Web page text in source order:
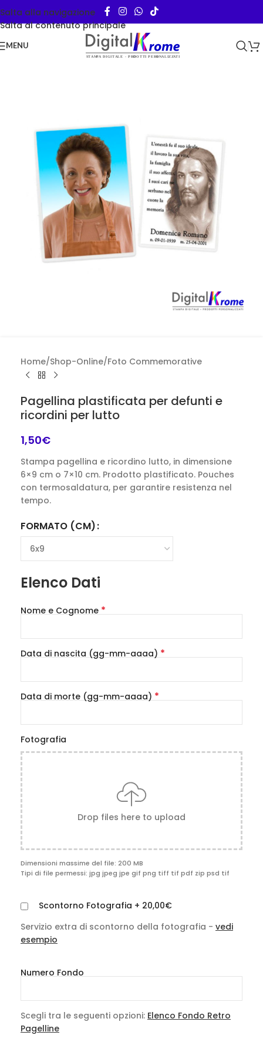
Salta alla navigazione
Salta al contenuto principale
MENU
Home/Shop-Online/Foto Commemorative
Pagellina plastificata per defunti e
ricordini per lutto
1,50€
Stampa pagellina e ricordino lutto, in dimensione
6×9 cm o 7×10 cm. Prodotto plastificato. Pouches
con termosaldatura, per garantire resistenza nel
tempo.
FORMATO (CM)
Elenco Dati
Nome e Cognome *
Data di nascita (gg-mm-aaaa) *
Data di morte (gg-mm-aaaa) *
Fotografia
Drop files here to upload
Dimensioni massime del file: 200 MB
Tipi di file permessi: jpg jpeg jpe gif png tiff tif pdf zip psd tif
Scontorno Fotografia + 20,00€
Servizio extra di scontorno della fotografia - vedi
esempio
Numero Fondo
Scegli tra le seguenti opzioni: Elenco Fondo Retro
Pagelline